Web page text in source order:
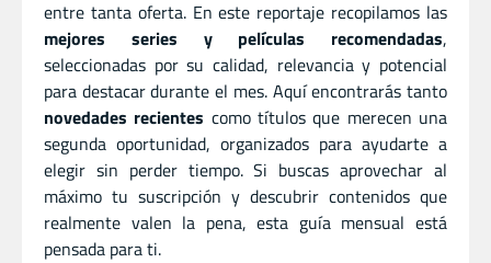
entre tanta oferta. En este reportaje recopilamos las
mejores series y películas recomendadas,
seleccionadas por su calidad, relevancia y potencial
para destacar durante el mes. Aquí encontrarás tanto
novedades recientes como títulos que merecen una
segunda oportunidad, organizados para ayudarte a
elegir sin perder tiempo. Si buscas aprovechar al
máximo tu suscripción y descubrir contenidos que
realmente valen la pena, esta guía mensual está
pensada para ti.